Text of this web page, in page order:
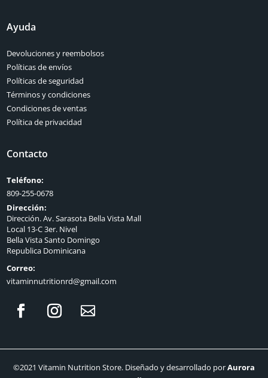
Ayuda
Devoluciones y reembolsos
Políticas de envíos
Políticas de seguridad
Términos y condiciones
Condiciones de ventas
Política de privacidad
Contacto
Teléfono:
809-255-0678
Dirección:
Dirección. Av. Sarasota Bella Vista Mall
Local 13-C 3er. Nivel
Bella Vista Santo Domingo
Republica Dominicana
Correo:
vitaminnutritionrd@gmail.com
©2021 Vitamin Nutrition Store. Diseñado y desarrollado porAurora